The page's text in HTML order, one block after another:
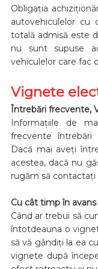
Obligația
autovehiculelor
totală admisă este
nu sunt supuse
vehiculelor care fac
Vignete
Întrebări frecvente,
Informațiile de
frecvente întrebări
Dacă mai aveți
acestea, dacă nu
rugăm să contactați
Cu cât timp în
Când ar trebui să
întotdeauna o
să vă gândiți la ea
vignete după